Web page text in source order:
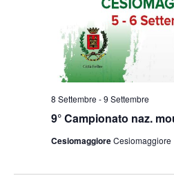
9° Campionato naz.
8 Settembre -9 Settembre
CesiomaggioreCesiomaggiore